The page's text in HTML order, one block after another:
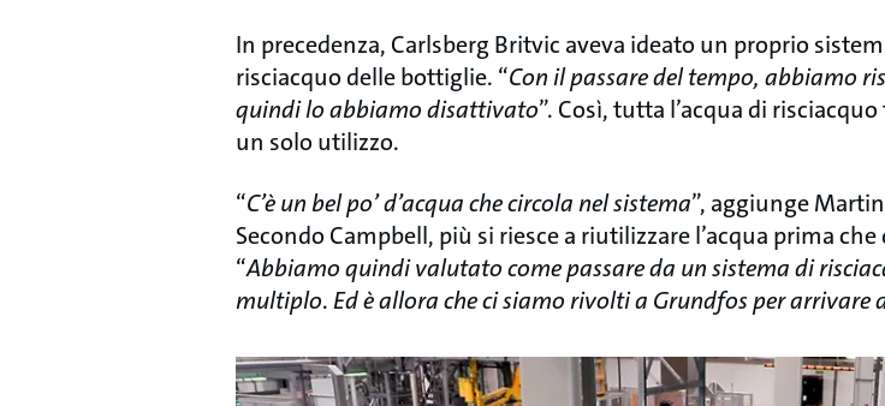
In precedenza, Carlsberg Britvic aveva ideato un proprio
risciacquo delle bottiglie. “Con il passare del tempo, abbiamo
quindi lo abbiamo disattivato”. Così, tutta l’acqua di
un solo utilizzo.
“C’è un bel po’ d’acqua che circola nel sistema”, aggiunge
Secondo Campbell, più si riesce a riutilizzare l’acqua prima
“Abbiamo quindi valutato come passare da un sistema di
multiplo.Ed è allora che ci siamo rivolti a Grundfos per